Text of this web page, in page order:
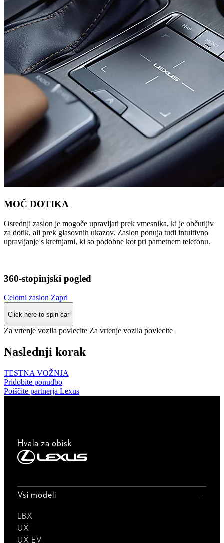
MOČ DOTIKA
Osrednji zaslon je mogoče upravljati prek vmesnika, ki je občutljiv
za dotik, ali prek glasovnih ukazov. Zaslon ponuja tudi intuitivno
upravljanje s kretnjami, ki so podobne kot pri pametnem telefonu.
360-stopinjski pogled
Celotni zaslon Zapri
Click here to spin car
Za vrtenje vozila povlecite Za vrtenje vozila povlecite
Naslednji korak
TESTNA VOŽNJA
Pridobite ponudbo
Poiščite partnerja Lexus
Hvala za obisk
Vsi modeli
LBX
UX
UX EV